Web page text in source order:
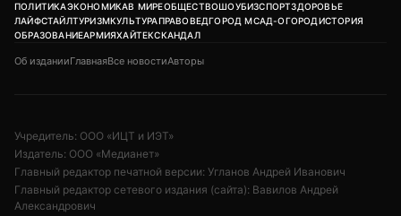
ПОЛИТИКАЭКОНОМИКАВ МИРЕОБЩЕСТВОШОУБИЗСПОРТЗДОРОВЬЕ
ЛАЙФСТАЙЛТУРИЗМКУЛЬТУРАПРАВОВЕДГОРОД МСАД-ОГОРОДИСТОРИЯ
ОБРАЗОВАНИЕАРМИЯХАЙТЕКСКАНДАЛ
Об изданииГлавнаяВсе новостиАвторы
Учредитель: ООО «ИЦТ и ИЭТ»
Издатель: ООО «Медианет»
Главный редактор печатной версии: Угланов Андрей Иванович
Главный редактор сетевого издания (сайта): Вавилов Андрей
Александрович